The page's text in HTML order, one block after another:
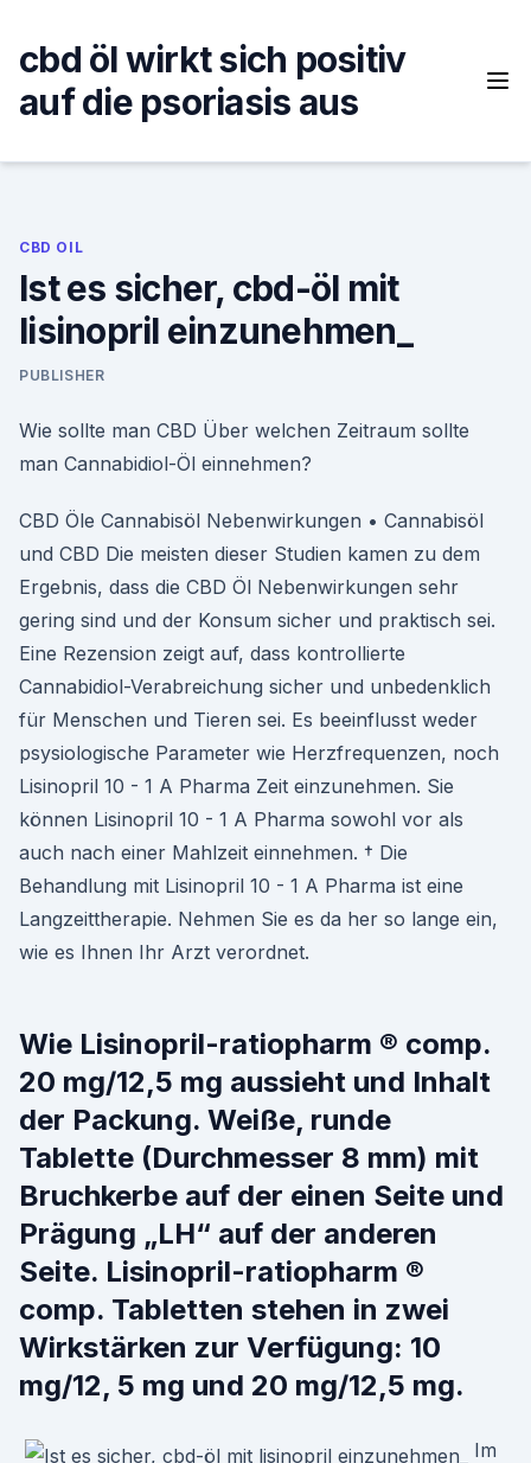
content
cbd öl wirkt sich positiv
auf die psoriasis aus
CBD OIL
Ist es sicher, cbd-öl mit
lisinopril einzunehmen_
PUBLISHER
Wie sollte man CBD Über welchen Zeitraum sollte
man Cannabidiol-Öl einnehmen?
CBD Öle Cannabisöl Nebenwirkungen • Cannabisöl
und CBD Die meisten dieser Studien kamen zu dem
Ergebnis, dass die CBD Öl Nebenwirkungen sehr
gering sind und der Konsum sicher und praktisch sei.
Eine Rezension zeigt auf, dass kontrollierte
Cannabidiol-Verabreichung sicher und unbedenklich
für Menschen und Tieren sei. Es beeinflusst weder
psysiologische Parameter wie Herzfrequenzen, noch
Lisinopril 10 - 1 A Pharma Zeit einzunehmen. Sie
können Lisinopril 10 - 1 A Pharma sowohl vor als
auch nach einer Mahlzeit einnehmen. † Die
Behandlung mit Lisinopril 10 - 1 A Pharma ist eine
Langzeittherapie. Nehmen Sie es da her so lange ein,
wie es Ihnen Ihr Arzt verordnet.
Wie Lisinopril-ratiopharm ® comp.
20 mg/12,5 mg aussieht und Inhalt
der Packung. Weiße, runde
Tablette (Durchmesser 8 mm) mit
Bruchkerbe auf der einen Seite und
Prägung „LH“ auf der anderen
Seite. Lisinopril-ratiopharm ®
comp. Tabletten stehen in zwei
Wirkstärken zur Verfügung: 10
mg/12, 5 mg und 20 mg/12,5 mg.
Im